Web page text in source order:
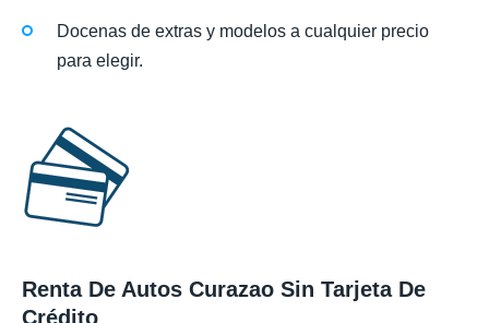
Docenas de extras y modelos a cualquier precio
para elegir.
Renta De Autos Curazao Sin Tarjeta De
Crédito